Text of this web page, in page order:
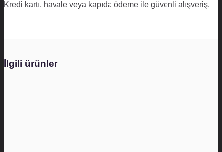
Kredi kartı, havale veya kapıda ödeme ile güvenli alışveriş.
İlgili ürünler